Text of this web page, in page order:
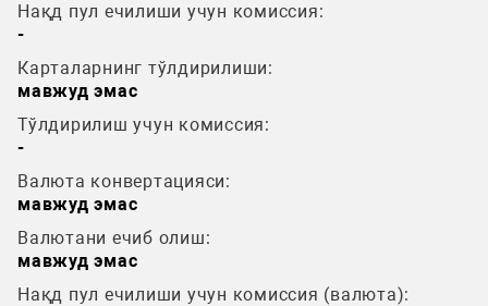
Нақд пул ечилиши учун комиссия:
-
Карталарнинг тўлдирилиши:
мавжуд эмас
Тўлдирилиш учун комиссия:
-
Валюта конвертацияси:
мавжуд эмас
Валютани ечиб олиш:
мавжуд эмас
Нақд пул ечилиши учун комиссия (валюта):